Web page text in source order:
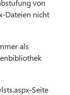
von
Dateien nicht
als
Seite